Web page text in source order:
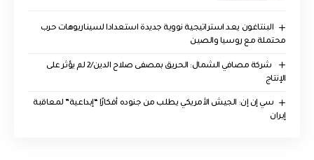
البنتاغون يعد استراتيجية نووية جديدة استعدادا لسيناريوهات حرب
محتملة مع روسيا والصين
‏ شركة مصافي الشمال: الحريق بمصفى صلاح الدين/2 لم يؤثر على
الإنتاج
سي إن إن: الجيش الأمريكي يطلب من جنوده أفكارًا “إبداعية” لمعاقبة
إيران